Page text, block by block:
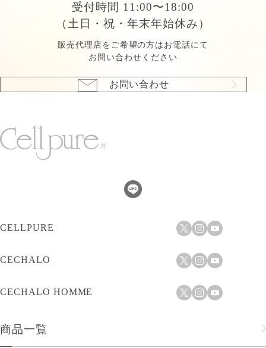
受付時間 11:00〜18:00
（土日・祝・年末年始休み）
販売代理店をご希望の方はお電話にて
お問い合わせください
お問い合わせ
CELLPURE
CECHALO
CECHALO HOMME
商品一覧